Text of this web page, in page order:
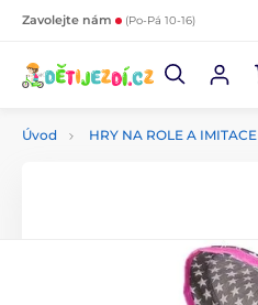
Zavolejte nám (Po-Pá 10-16)
Úvod HRY NA ROLE A IMITACE